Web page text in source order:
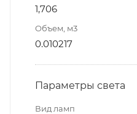
1,706
Объем, м3
0.010217
Параметры света
Вид ламп